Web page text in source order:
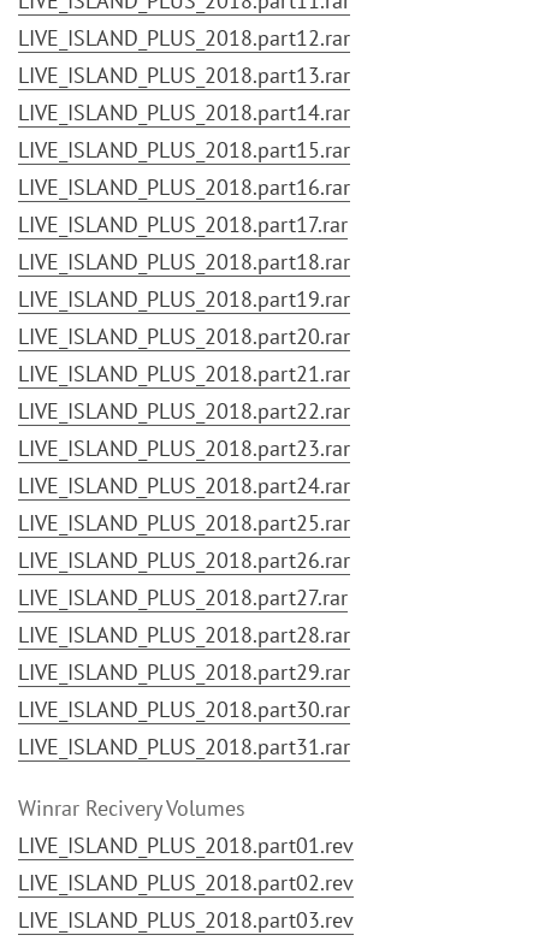
LIVE_ISLAND_PLUS_2018.part12.rar
LIVE_ISLAND_PLUS_2018.part13.rar
LIVE_ISLAND_PLUS_2018.part14.rar
LIVE_ISLAND_PLUS_2018.part15.rar
LIVE_ISLAND_PLUS_2018.part16.rar
LIVE_ISLAND_PLUS_2018.part17.rar
LIVE_ISLAND_PLUS_2018.part18.rar
LIVE_ISLAND_PLUS_2018.part19.rar
LIVE_ISLAND_PLUS_2018.part20.rar
LIVE_ISLAND_PLUS_2018.part21.rar
LIVE_ISLAND_PLUS_2018.part22.rar
LIVE_ISLAND_PLUS_2018.part23.rar
LIVE_ISLAND_PLUS_2018.part24.rar
LIVE_ISLAND_PLUS_2018.part25.rar
LIVE_ISLAND_PLUS_2018.part26.rar
LIVE_ISLAND_PLUS_2018.part27.rar
LIVE_ISLAND_PLUS_2018.part28.rar
LIVE_ISLAND_PLUS_2018.part29.rar
LIVE_ISLAND_PLUS_2018.part30.rar
LIVE_ISLAND_PLUS_2018.part31.rar
Winrar Recivery Volumes
LIVE_ISLAND_PLUS_2018.part01.rev
LIVE_ISLAND_PLUS_2018.part02.rev
LIVE_ISLAND_PLUS_2018.part03.rev